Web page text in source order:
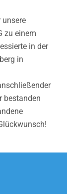
zu einem
in der
in
bestanden